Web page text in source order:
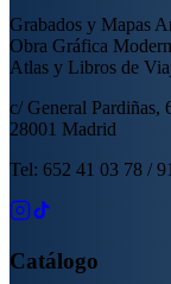
Grabados y Mapas
Obra Gráfica
Atlas y Libros de
c/ General Pardiñas,
28001 Madrid
Tel: 652 41 03 78 /
Catálogo